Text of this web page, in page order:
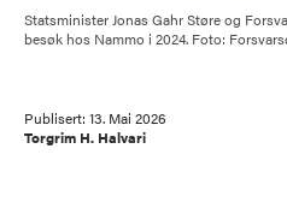
Statsminister Jonas Gahr Støre og
besøk hos Nammo i 2024. Foto:
Publisert: 13. Mai 2026
Torgrim H. Halvari